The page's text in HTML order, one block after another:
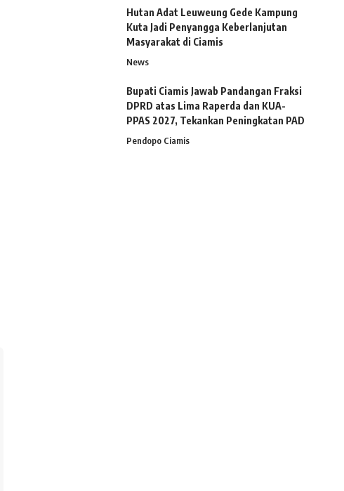
Hutan Adat Leuweung Gede Kampung
Kuta Jadi Penyangga Keberlanjutan
Masyarakat di Ciamis
News
Bupati Ciamis Jawab Pandangan Fraksi
DPRD atas Lima Raperda dan KUA-
PPAS 2027, Tekankan Peningkatan PAD
Pendopo Ciamis